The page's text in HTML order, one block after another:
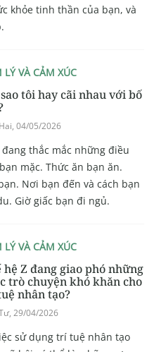
khỏe tinh thần của bạn, và
LÝ VÀ CẢM XÚC
tôi hay cãi nhau với bố
04/05/2026
đang thắc mắc những điều
mặc. Thức ăn bạn ăn.
Nơi bạn đến và cách bạn
Giờ giấc bạn đi ngủ.
LÝ VÀ CẢM XÚC
hệ Z đang giao phó những
trò chuyện khó khăn cho
nhân tạo?
29/04/2026
sử dụng trí tuệ nhân tạo